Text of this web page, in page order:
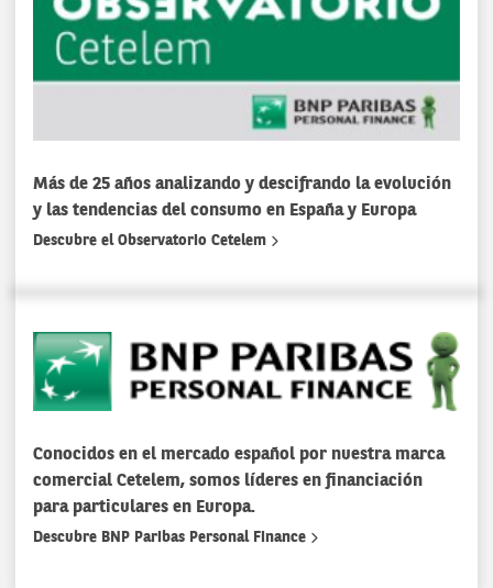
Más de 25 años analizando y descifrando la evolución
y las tendencias del consumo en España y Europa
Descubre el Observatorio Cetelem
Conocidos en el mercado español por nuestra marca
comercial Cetelem, somos líderes en financiación
para particulares en Europa.
Descubre BNP Paribas Personal Finance